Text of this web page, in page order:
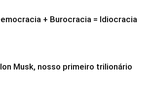
+ Burocracia = Idiocracia
Musk, nosso primeiro trilionário